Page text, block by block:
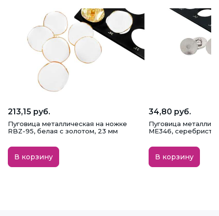
213,15 руб.
Пуговица металлическая на ножке
RBZ-95, белая с золотом, 23 мм
В корзину
34,80 руб.
Пуговица
ME346,
В корзину